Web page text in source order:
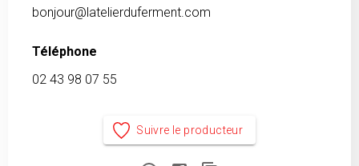
bonjour@latelierduferment.com
Téléphone
02 43 98 07 55
Suivre le producteur